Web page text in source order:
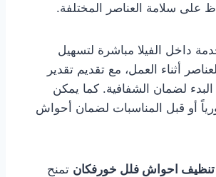
على سلامة العناصر المختلفة.
داخل الفيلا مباشرة لتسهيل
أثناء العمل، مع تقديم تقدير
لضمان الشفافية. كما يمكن
أو قبل المناسبات لضمان أحواش
تنظيف احواش فلل خورفكان تمنح